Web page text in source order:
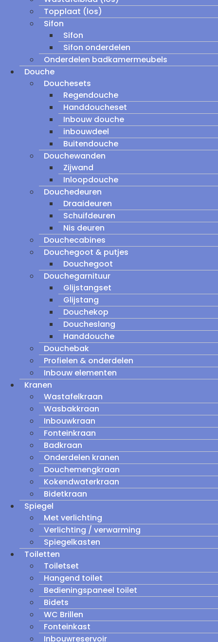
Topplaat (los)
Sifon
Sifon
Sifon onderdelen
Onderdelen badkamermeubels
Douche
Douchesets
Regendouche
Handdoucheset
Inbouw douche
inbouwdeel
Buitendouche
Douchewanden
Zijwand
Inloopdouche
Douchedeuren
Draaideuren
Schuifdeuren
Nis deuren
Douchecabines
Douchegoot & putjes
Douchegoot
Douchegarnituur
Glijstangset
Glijstang
Douchekop
Doucheslang
Handdouche
Douchebak
Profielen & onderdelen
Inbouw elementen
Kranen
Wastafelkraan
Wasbakkraan
Inbouwkraan
Fonteinkraan
Badkraan
Onderdelen kranen
Douchemengkraan
Kokendwaterkraan
Bidetkraan
Spiegel
Met verlichting
Verlichting / verwarming
Spiegelkasten
Toiletten
Toiletset
Hangend toilet
Bedieningspaneel toilet
Bidets
WC Brillen
Fonteinkast
Inbouwreservoir